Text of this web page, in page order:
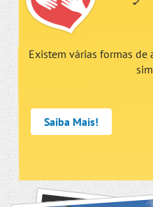
Existem várias formas de
Saiba Mais!